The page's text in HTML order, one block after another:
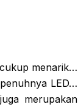
menarik…
LED…
merupakan